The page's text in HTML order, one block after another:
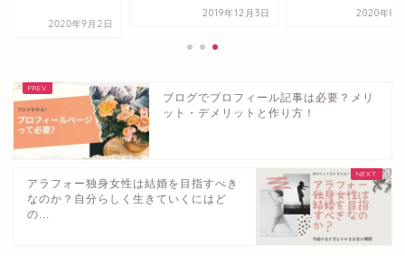
2020年9月2日
2019年12月3日 2020年8
ブログでプロフィール記事は必要？メリ
ット・デメリットと作り方！
アラフォー独身女性は結婚を目指すべき
なのか？自分らしく生きていくにはど
の...